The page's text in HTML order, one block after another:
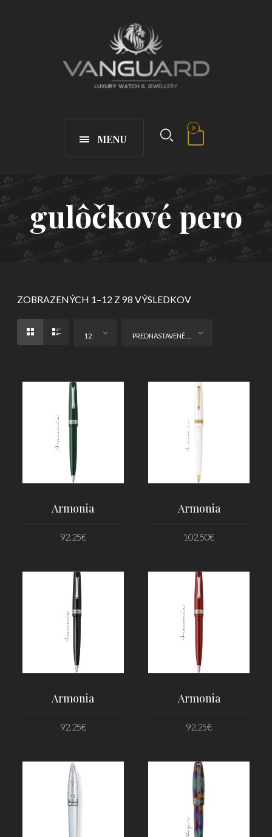
MENU
0
gulôčkové pero
ZOBRAZENÝCH 1–12 Z 98 VÝSLEDKOV
12
Armonia
92.25€
Armonia
102.50€
Armonia
92.25€
Armonia
92.25€